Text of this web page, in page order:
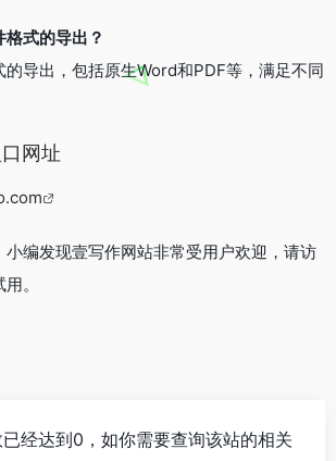
式的导出？
导出，包括原生Word和PDF等，满足不同
网址
编发现壹写作网站非常受用户欢迎，请访
。
经达到0，如你需要查询该站的相关